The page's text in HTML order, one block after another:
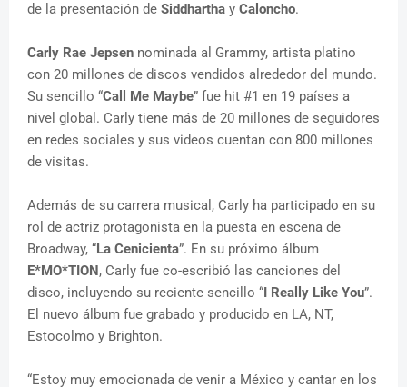
de la presentación de Siddhartha y Caloncho.
Carly Rae Jepsen nominada al Grammy, artista platino
con 20 millones de discos vendidos alrededor del mundo.
Su sencillo “Call Me Maybe” fue hit #1 en 19 países a
nivel global. Carly tiene más de 20 millones de seguidores
en redes sociales y sus videos cuentan con 800 millones
de visitas.
Además de su carrera musical, Carly ha participado en su
rol de actriz protagonista en la puesta en escena de
Broadway, “La Cenicienta”. En su próximo álbum
E*MO*TION, Carly fue co-escribió las canciones del
disco, incluyendo su reciente sencillo “I Really Like You”.
El nuevo álbum fue grabado y producido en LA, NT,
Estocolmo y Brighton.
“Estoy muy emocionada de venir a México y cantar en los